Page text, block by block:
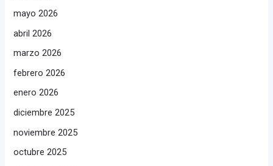
mayo 2026
abril 2026
marzo 2026
febrero 2026
enero 2026
diciembre 2025
noviembre 2025
octubre 2025